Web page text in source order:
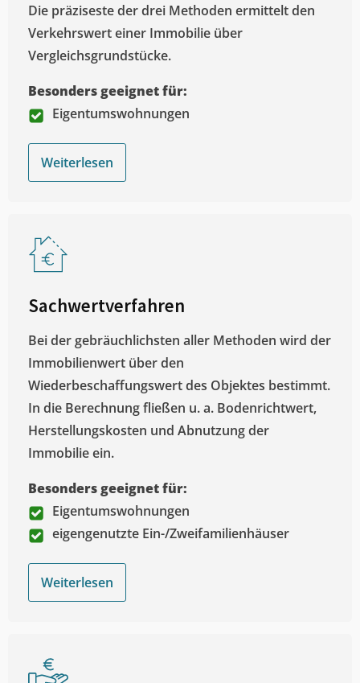
Die präziseste der drei Methoden ermittelt den
Verkehrswert einer Immobilie über
Vergleichsgrundstücke.
Besonders geeignet für:
Eigentumswohnungen
Weiterlesen
Sachwertverfahren
Bei der gebräuchlichsten aller Methoden wird der
Immobilienwert über den
Wiederbeschaffungswert des Objektes bestimmt.
In die Berechnung fließen u. a. Bodenrichtwert,
Herstellungskosten und Abnutzung der
Immobilie ein.
Besonders geeignet für:
Eigentumswohnungen
eigengenutzte Ein-/Zweifamilienhäuser
Weiterlesen